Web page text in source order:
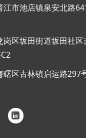
江市池店镇泉安北路
区坂田街道坂田社
曙区古林镇启运路297